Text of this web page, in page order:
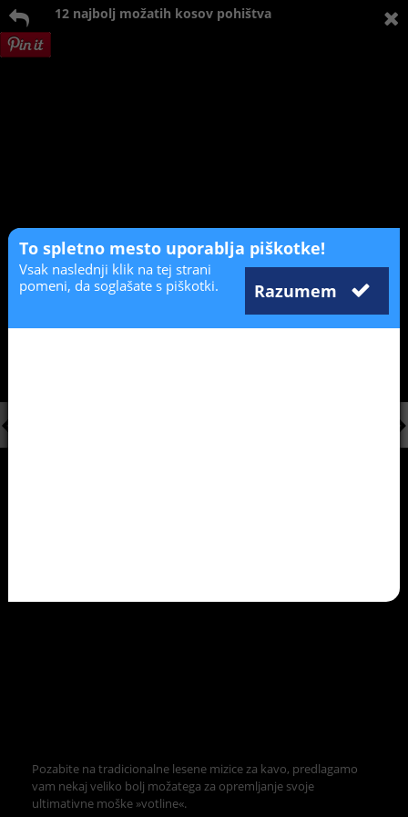
12 najbolj možatih kosov pohištva
Pozabite na tradicionalne lesene mizice za kavo, predlagamo
vam nekaj veliko bolj možatega za opremljanje svoje
ultimativne moške »votline«.
To spletno mesto uporablja piškotke!
Razumem
Vsak naslednji klik na tej strani
pomeni, da soglašate s piškotki.